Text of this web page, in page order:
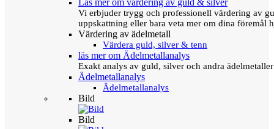
Läs mer om värdering av guld & silver
Vi erbjuder trygg och professionell värdering av
uppskattning eller bara veta mer om dina föremål
Värdering av ädelmetall
Värdera guld, silver & tenn
läs mer om Ädelmetallanalys
Exakt analys av guld, silver och andra
Ädelmetallanalys
Ädelmetallanalys
Bild
Bild